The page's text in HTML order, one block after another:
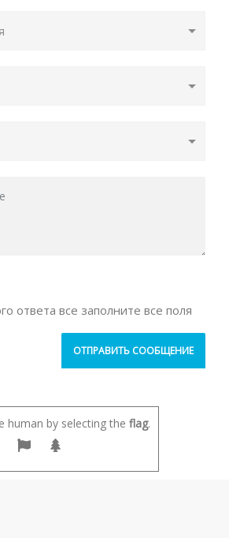
ответа все заполните все поля
human by selecting the flag.